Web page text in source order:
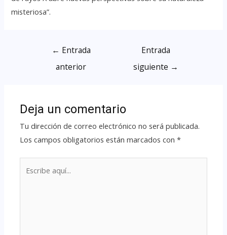
misteriosa”.
← Entrada
anterior
Entrada
siguiente →
Deja un comentario
Tu dirección de correo electrónico no será publicada.
Los campos obligatorios están marcados con*